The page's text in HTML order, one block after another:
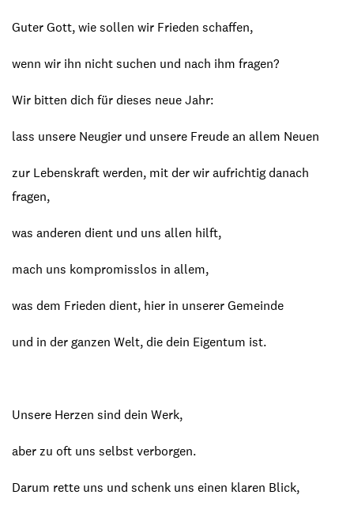
Guter Gott, wie sollen wir Frieden schaffen,
wenn wir ihn nicht suchen und nach ihm fragen?
Wir bitten dich für dieses neue Jahr:
lass unsere Neugier und unsere Freude an allem Neuen
zur Lebenskraft werden, mit der wir aufrichtig danach
fragen,
was anderen dient und uns allen hilft,
mach uns kompromisslos in allem,
was dem Frieden dient, hier in unserer Gemeinde
und in der ganzen Welt, die dein Eigentum ist.
Unsere Herzen sind dein Werk,
aber zu oft uns selbst verborgen.
Darum rette uns und schenk uns einen klaren Blick,